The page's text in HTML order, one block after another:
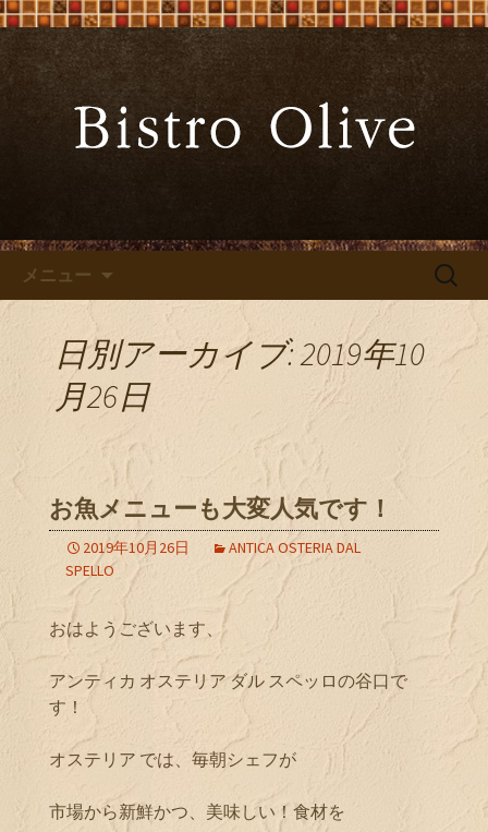
大阪難波の「Bistro Olive（ビ
ストロ オリーブ）」
大阪難波の「ビストロオリーブ」でワ
インと炭火焼料理を
メニュー
検
日別アーカイブ: 2019年10
月26日
お魚メニューも大変人気です！
2019年10月26日
ANTICA OSTERIA DAL
SPELLO
おはようございます、
アンティカ オステリア ダル スペッロの谷口で
す！
オステリア では、毎朝シェフが
市場から新鮮かつ、美味しい！食材を